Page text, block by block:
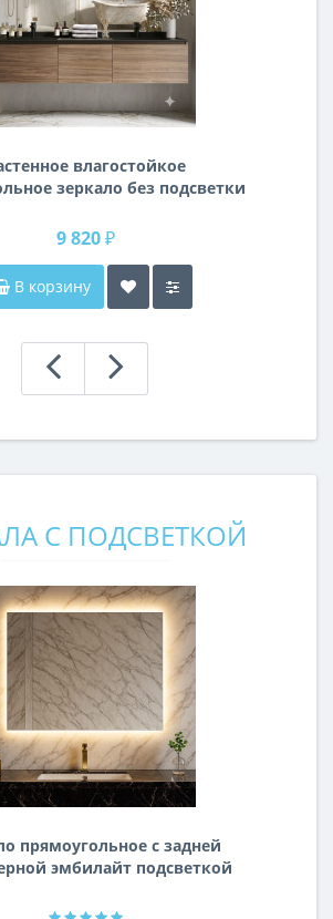
влагостойкое
зеркало без подсветки
9 820 ₽
В корзину
С ПОДСВЕТКОЙ
прямоугольное с задней
эмбилайт подсветкой